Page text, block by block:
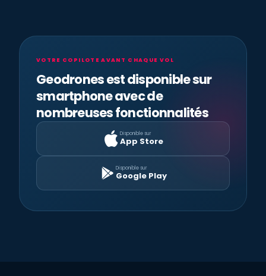
VOTRE COPILOTE AVANT CHAQUE VOL
Geodrones est disponible sur
smartphone avec de
nombreuses fonctionnalités
Disponible sur
App Store
Disponible sur
Google Play